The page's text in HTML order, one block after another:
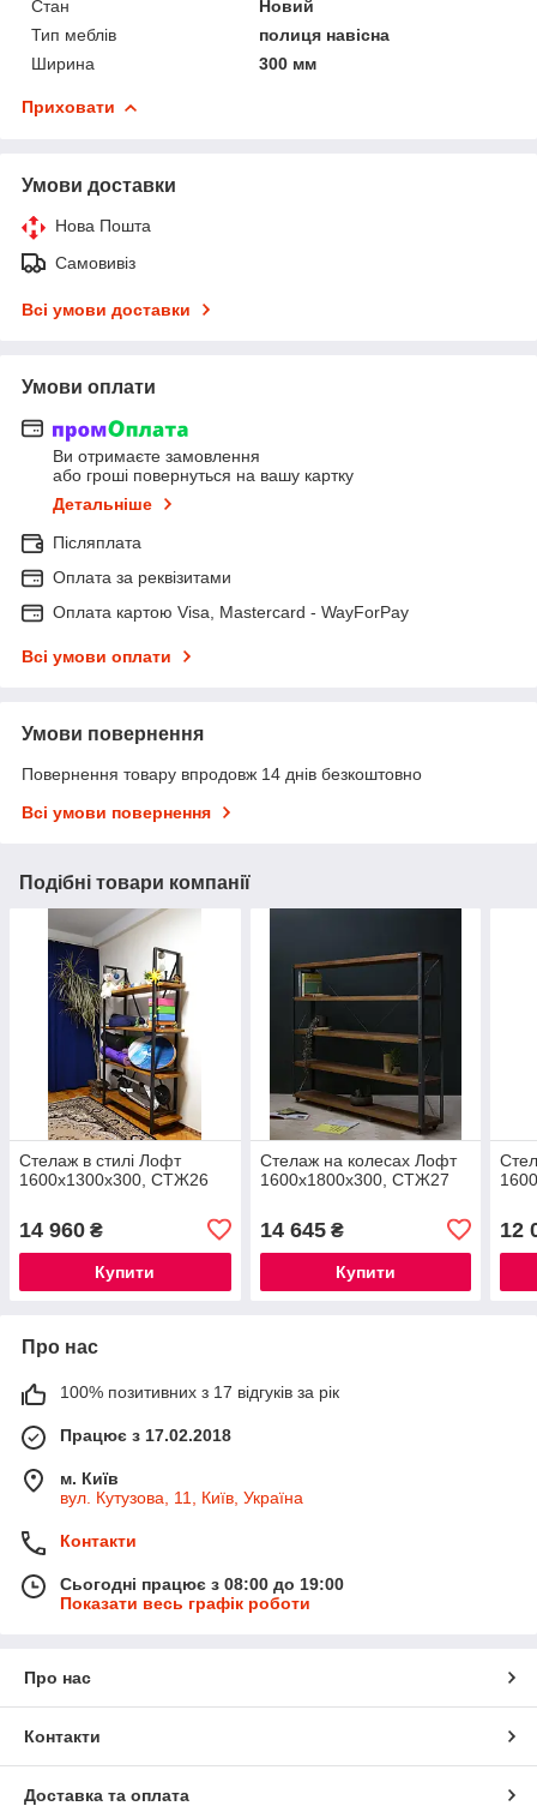
Стан
Новий
Тип меблів
полиця навісна
Ширина
300 мм
Приховати
Умови доставки
Нова Пошта
Самовивіз
Всі умови доставки
Умови оплати
Ви отримаєте замовлення
або гроші повернуться на вашу картку
Детальніше
Післяплата
Оплата за реквізитами
Оплата картою Visa, Mastercard - WayForPay
Всі умови оплати
Умови повернення
Повернення товару впродовж 14 днів безкоштовно
Всі умови повернення
Подібні товари компанії
Стелаж в стилі Лофт
1600х1300х300, СТЖ26
14 960 ₴
Купити
Стелаж на колесах Лофт
1600х1800х300, СТЖ27
14 645₴
Купити
12
Про нас
100% позитивних з 17 відгуків за рік
Працює з 17.02.2018
м. Київ
вул. Кутузова, 11, Київ, Україна
Контакти
Сьогодні працює з 08:00 до 19:00
Показати весь графік роботи
Про нас
Контакти
Доставка та оплата